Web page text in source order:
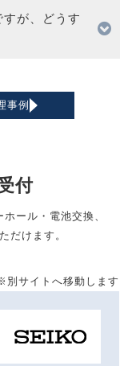
が、どうす
事例
付
ール・電池交換、
だけます。
別サイトへ移動します